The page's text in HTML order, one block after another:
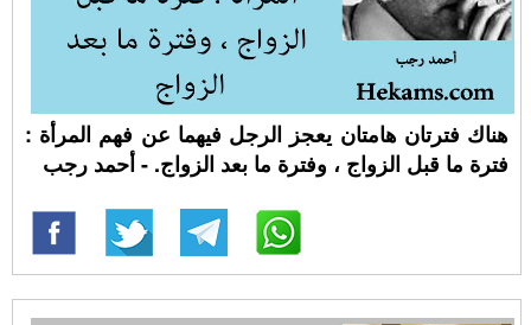
هناك فترتان هامتان يعجز الرجل فيهما عن فهم المرأة :
فترة ما قبل الزواج ، وفترة ما بعد الزواج. - أحمد رجب